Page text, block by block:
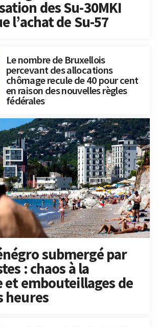
des Su-30MKI
l’achat de Su-57
Le nombre de Bruxellois
percevant des allocations
chômage recule de 40 pour cent
en raison des nouvelles règles
fédérales
submergé par
: chaos à la
embouteillages de
heures